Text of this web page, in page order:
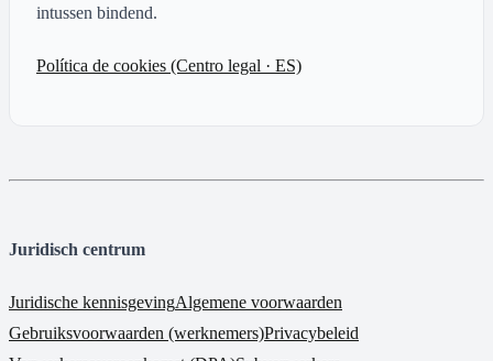
intussen bindend.
Política de cookies (Centro legal · ES)
Juridisch centrum
Juridische kennisgevingAlgemene voorwaarden
Gebruiksvoorwaarden (werknemers)Privacybeleid